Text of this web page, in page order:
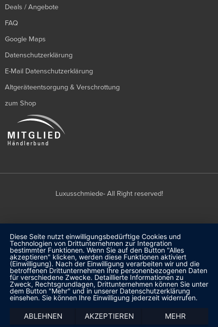
Deals / Angebote
FAQ
Google Maps
Datenschutzerklärung
E-Mail Datenschutzerklärung
Altgeräteentsorgung & Verschrottung
zum Shop
Luxusschmiede- All Right reserved!
Diese Seite nutzt einwilligungsbedürftige Cookies und
Technologien von Drittunternehmen zur Integration
bestimmter Funktionen. Wenn Sie auf den Button "Alles
akzeptieren" klicken, werden diese Funktionen aktiviert
(Einwilligung). Nach der Einwilligung verarbeiten wir und die
betroffenen Drittunternehmen Ihre personenbezogenen Daten
für verschiedene Zwecke. Detaillierte Informationen zu
Zweck, Rechtsgrundlagen, Drittunternehmen können Sie unter
dem Button "Mehr" und in unserer Datenschutzerklärung
einsehen. Sie können Ihre Einwilligung jederzeit widerrufen.
ABLEHNEN AKZEPTIEREN MEHR